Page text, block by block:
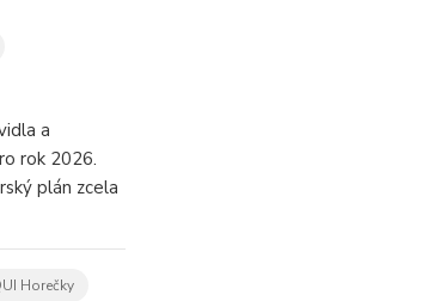
a
rok 2026.
plán zcela
Horečky